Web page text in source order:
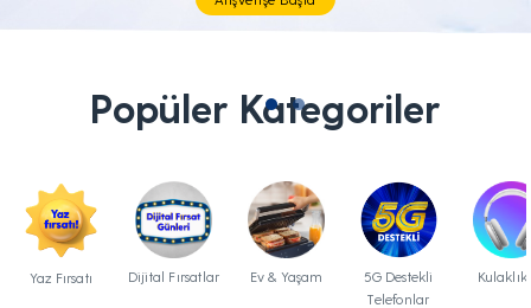
Tüm Teknolojik İhtiyaçların Tam'da
Popüler Kategoriler
Yaz Fırsatı Dijital Fırsatlar Ev & Yaşam
5G Destekli
Telefonlar